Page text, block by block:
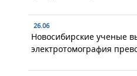
26.06
Новосибирские ученые
электротомография